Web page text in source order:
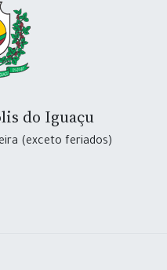
do Iguaçu
(exceto feriados)